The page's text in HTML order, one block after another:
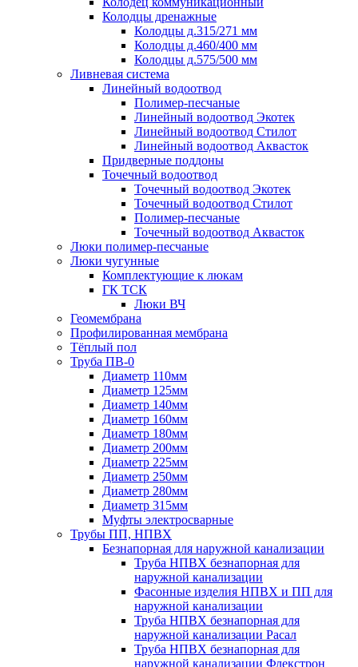
Колодцы дренажные
Колодцы д.315/271 мм
Колодцы д.460/400 мм
Колодцы д.575/500 мм
Ливневая система
Линейный водоотвод
Полимер-песчаные
Линейный водоотвод Экотек
Линейный водоотвод Стилот
Линейный водоотвод Аквасток
Придверные поддоны
Точечный водоотвод
Точечный водоотвод Экотек
Точечный водоотвод Стилот
Полимер-песчаные
Точечный водоотвод Аквасток
Люки полимер-песчаные
Люки чугунные
Комплектующие к люкам
ГК ТСК
Люки ВЧ
Геомембрана
Профилированная мембрана
Тёплый пол
Труба ПВ-0
Диаметр 110мм
Диаметр 125мм
Диаметр 140мм
Диаметр 160мм
Диаметр 180мм
Диаметр 200мм
Диаметр 225мм
Диаметр 250мм
Диаметр 280мм
Диаметр 315мм
Муфты электросварные
Трубы ПП, НПВХ
Безнапорная для наружной канализации
Труба НПВХ безнапорная для
наружной канализации
Фасонные изделия НПВХ и ПП для
наружной канализации
Труба НПВХ безнапорная для
наружной канализации Расал
Труба НПВХ безнапорная для
наружной канализации Флекстрон